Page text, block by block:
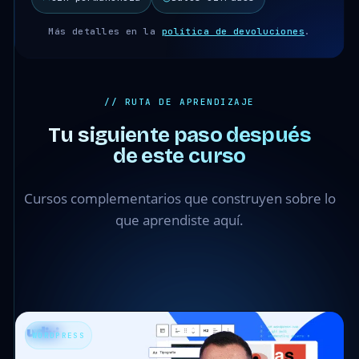
Más detalles en la política de devoluciones .
// RUTA DE APRENDIZAJE
Tu siguiente paso después
de este curso
Cursos complementarios que construyen sobre lo
que aprendiste aquí.
WORDPRESS